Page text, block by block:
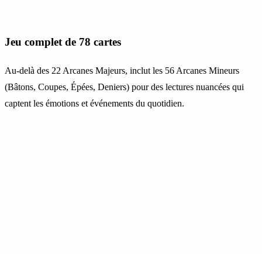
Jeu complet de 78 cartes
Au-delà des 22 Arcanes Majeurs, inclut les 56 Arcanes Mineurs
(Bâtons, Coupes, Épées, Deniers) pour des lectures nuancées qui
captent les émotions et événements du quotidien.